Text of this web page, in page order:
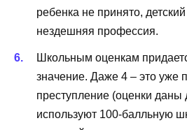
ребенка не принято,
нездешняя профессия.
Школьным оценкам
значение. Даже 4 – это уже
преступление (оценки
используют 100-балльную